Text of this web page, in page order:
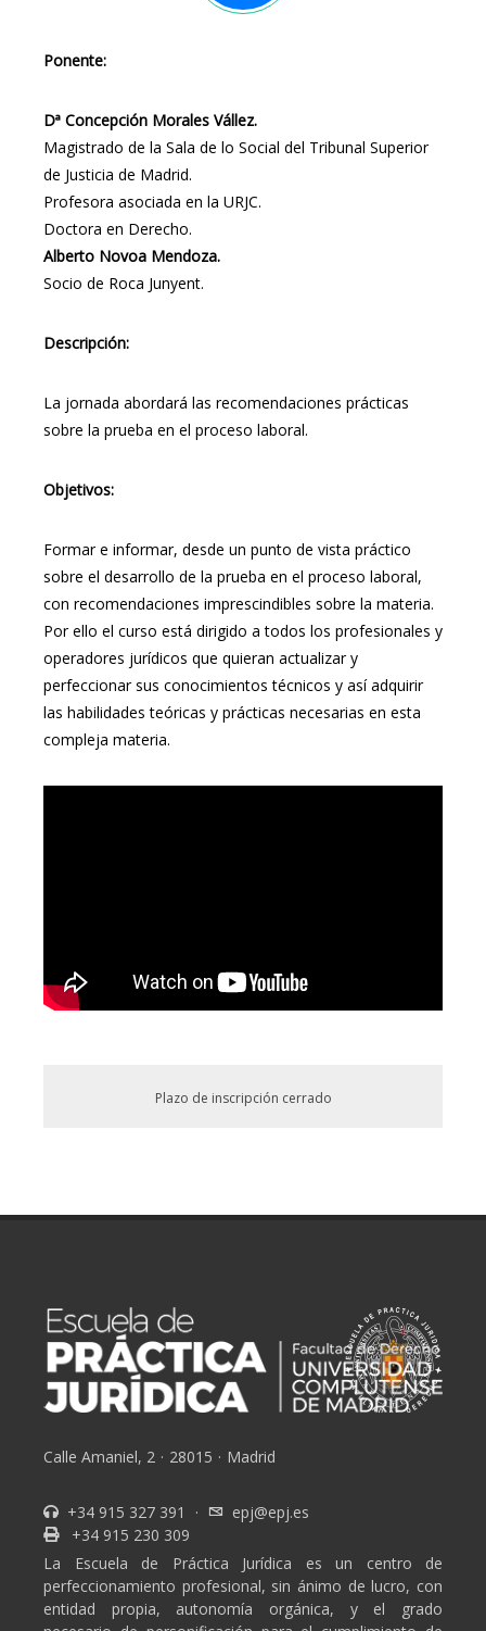
Ponente:
Dª Concepción Morales Vállez.
Magistrado de la Sala de lo Social del Tribunal Superior
de Justicia de Madrid.
Profesora asociada en la URJC.
Doctora en Derecho.
Alberto Novoa Mendoza.
Socio de Roca Junyent.
Descripción:
La jornada abordará las recomendaciones prácticas
sobre la prueba en el proceso laboral.
Objetivos:
Formar e informar, desde un punto de vista práctico
sobre el desarrollo de la prueba en el proceso laboral,
con recomendaciones imprescindibles sobre la materia.
Por ello el curso está dirigido a todos los profesionales y
operadores jurídicos que quieran actualizar y
perfeccionar sus conocimientos técnicos y así adquirir
las habilidades teóricas y prácticas necesarias en esta
compleja materia.
Plazo de inscripción cerrado
Calle Amaniel, 2 · 28015 · Madrid
+34 915 327 391 ·
epj@epj.es
+34 915 230 309
La Escuela de Práctica Jurídica es un centro de
perfeccionamiento profesional, sin ánimo de lucro, con
entidad propia, autonomía orgánica, y el grado